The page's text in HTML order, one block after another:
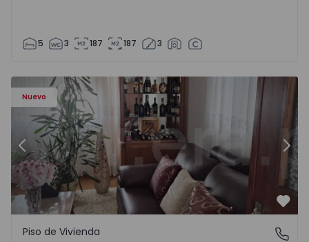
5 3 187 187 3
Nuevo
- 1575635 - 12
Piso de Vivienda T6 Vila Nova de Gaia, Pedroso e
Anterior
Pedroso - Vila Nova de Gaia, Vila Nova de Gaia
Piso de Vivienda